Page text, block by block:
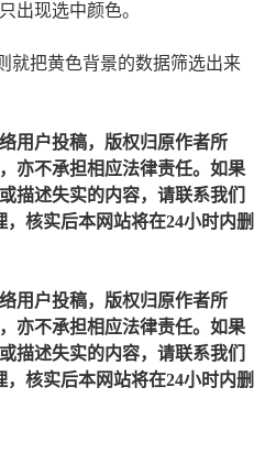
出现选中颜色。
就把黄色背景的数据筛选出来
用户投稿，版权归原作者所
亦不承担相应法律责任。如果
描述失实的内容，请联系我们
，核实后本网站将在24小时内删
用户投稿，版权归原作者所
亦不承担相应法律责任。如果
描述失实的内容，请联系我们
，核实后本网站将在24小时内删